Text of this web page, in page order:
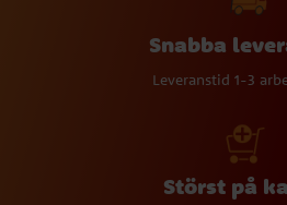
Snabba
Leveranstid 1-3
Störst på